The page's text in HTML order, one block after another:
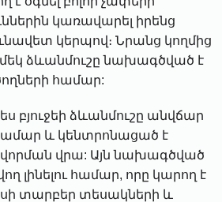
կառավարել իրենց
կերպով։ Նրանց կողմից
ձևանմուշը նախագծված է
համար:
բյուջեի ձևանմուշը անվճար
և կենտրոնացած է
վրա: Այն նախագծված
լինելու համար, որը կարող է
տարբեր տեսակների և